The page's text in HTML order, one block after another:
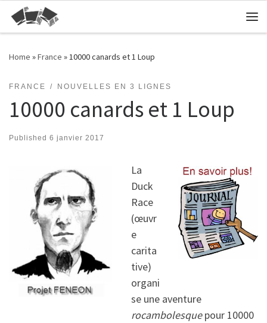
Skip to content
Home »France »10000 canards et 1 Loup
FRANCE NOUVELLES EN 3 LIGNES
10000 canards et 1 Loup
Published 6 janvier 2017
La
Duck
Race
(œuvr
e
carita
tive)
organi
se une aventure
rocambolesquepour 10000